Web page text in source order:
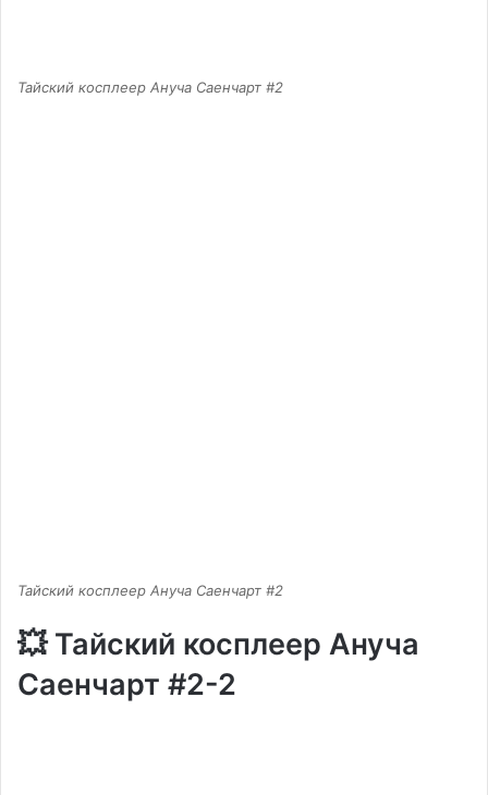
Тайский косплеер Ануча Саенчарт #2
Тайский косплеер Ануча Саенчарт #2
💥 Тайский косплеер Ануча
Саенчарт #2-2